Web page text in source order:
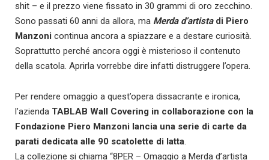
shit – e il prezzo viene fissato in 30 grammi di oro zecchino.
Sono passati 60 anni da allora, ma Merda d’artistadi Piero
Manzoni continua ancora a spiazzare e a destare curiosità.
Soprattutto perché ancora oggi è misterioso il contenuto
della scatola. Aprirla vorrebbe dire infatti distruggere l’opera.
Per rendere omaggio a quest’opera dissacrante e ironica,
l’azienda TABLAB Wall Covering in collaborazione con la
Fondazione Piero Manzoni lancia una serie di carte da
parati dedicata alle 90 scatolette di latta.
La collezione si chiama “8PER – Omaggio a Merda d’artista